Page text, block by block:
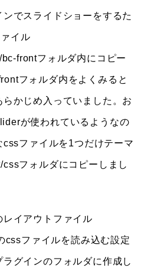
でスライドショーをするた
イル
frontフォルダ内にコピー
フォルダ内をよくみると
かじめ入っていました。お
が使われているようなの
ファイルを1つだけテーマ
フォルダにコピーしまし
イアウトファイル
cssファイルを読み込む設定
グインのフォルダに作成し